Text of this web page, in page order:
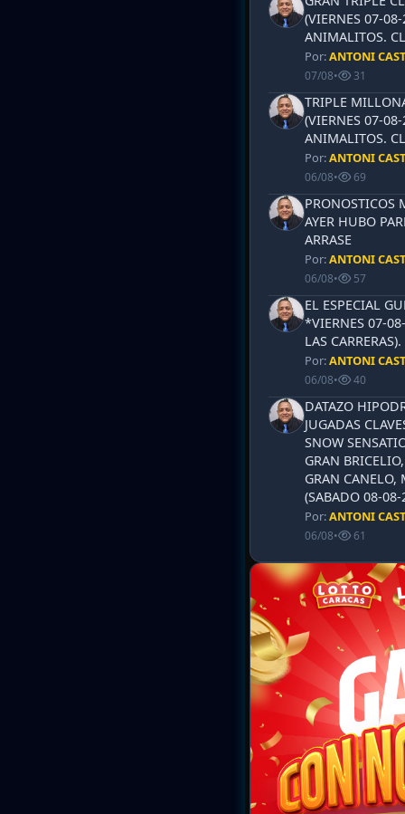
(VIERNES 07-
ANIMALITOS.
Por:ANTONI
07/08• 31
TRIPLE
(VIERNES 07-
ANIMALITOS.
Por:ANTONI
06/08• 69
PRONOSTICOS
AYER HUBO
ARRASE
Por:ANTONI
06/08• 57
EL ESPECIAL
*VIERNES 07-
LAS
Por:ANTONI
06/08• 40
DATAZO
JUGADAS
SNOW
GRAN
GRAN CANELO,
(SABADO 08-
Por:ANTONI
06/08• 61